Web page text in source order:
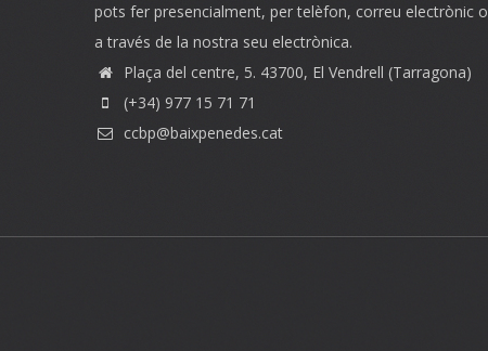
pots fer presencialment, per telèfon, correu electrònic o
a través de la nostra seu electrònica.
Plaça del centre, 5. 43700, El Vendrell (Tarragona)
(+34) 977 15 71 71
ccbp@baixpenedes.cat